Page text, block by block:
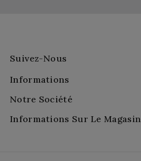
Suivez-Nous
Informations
Notre Société
Informations Sur Le Magasin